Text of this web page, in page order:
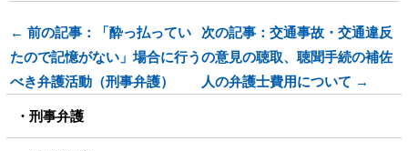
← 前の記事：「酔っ払ってい
たので記憶がない」場合に行う
べき弁護活動（刑事弁護）
次の記事：交通事故・交通違反
の意見の聴取、聴聞手続の補佐
人の弁護士費用について →
刑事弁護